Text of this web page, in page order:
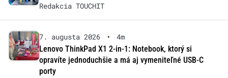
Redakcia TOUCHIT
7. augusta 2026 •
4m
Lenovo ThinkPad X1 2-in-1: Notebook, ktorý si
opravíte jednoduchšie a má aj vymeniteľné USB-C
porty